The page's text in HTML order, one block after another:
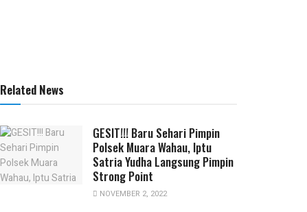
Related News
GESIT!!! Baru Sehari Pimpin
Polsek Muara Wahau, Iptu
Satria Yudha Langsung Pimpin
Strong Point
NOVEMBER 2, 2022